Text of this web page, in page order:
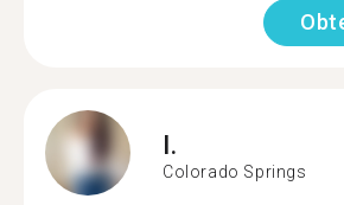
I.
Colorado Springs